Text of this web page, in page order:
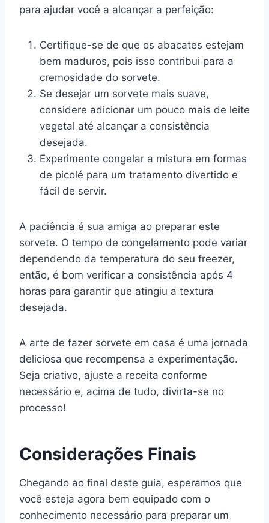
para ajudar você a alcançar a perfeição:
Certifique-se de que os abacates estejam
bem maduros, pois isso contribui para a
cremosidade do sorvete.
Se desejar um sorvete mais suave,
considere adicionar um pouco mais de leite
vegetal até alcançar a consistência
desejada.
Experimente congelar a mistura em formas
de picolé para um tratamento divertido e
fácil de servir.
A paciência é sua amiga ao preparar este
sorvete. O tempo de congelamento pode variar
dependendo da temperatura do seu freezer,
então, é bom verificar a consistência após 4
horas para garantir que atingiu a textura
desejada.
A arte de fazer sorvete em casa é uma jornada
deliciosa que recompensa a experimentação.
Seja criativo, ajuste a receita conforme
necessário e, acima de tudo, divirta-se no
processo!
Considerações Finais
Chegando ao final deste guia, esperamos que
você esteja agora bem equipado com o
conhecimento necessário para preparar um